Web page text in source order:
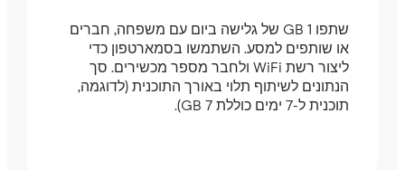
שתפו 1 GB של גלישה ביום עם משפחה, חברים
או שותפים למסע. השתמשו בסמארטפון כדי
ליצור רשת WiFi ולחבר מספר מכשירים. סך
הנתונים לשיתוף תלוי באורך התוכנית (לדוגמה,
תוכנית ל-7 ימים כוללת 7 GB).